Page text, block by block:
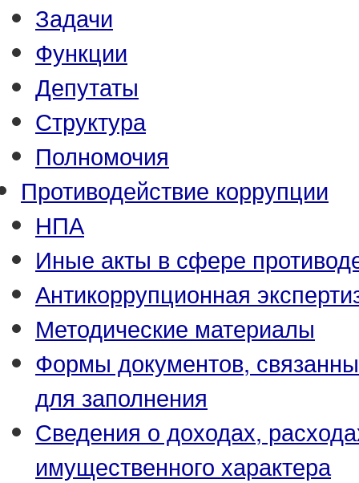
Задачи
Функции
Депутаты
Структура
Полномочия
Противодействие коррупции
НПА
Иные акты в сфере
Антикоррупционная
Методические материалы
Формы документов,
для заполнения
Сведения о доходах,
имущественного характера